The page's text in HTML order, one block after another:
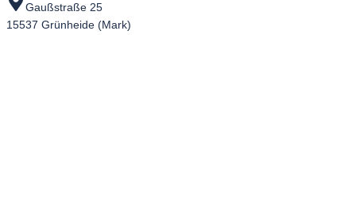
Gaußstraße 25
15537 Grünheide (Mark)